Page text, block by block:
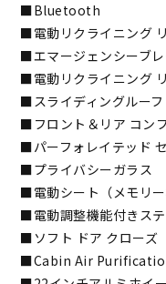
■Bluetooth
■電動リクライニング
■エマージェンシーブ
■電動リクライニング
■スライディングルーフ
■フロント＆リア コン
■パーフォレイテッド
■プライバシーガラス
■電動シート（メモリー
■電動調整機能付きス
■ソフト ドア クローズ
■Cabin Air